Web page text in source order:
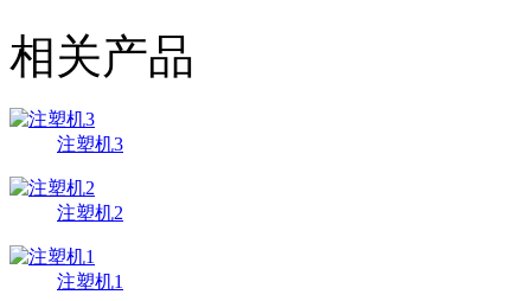
相关产品
注塑机3
注塑机2
注塑机1